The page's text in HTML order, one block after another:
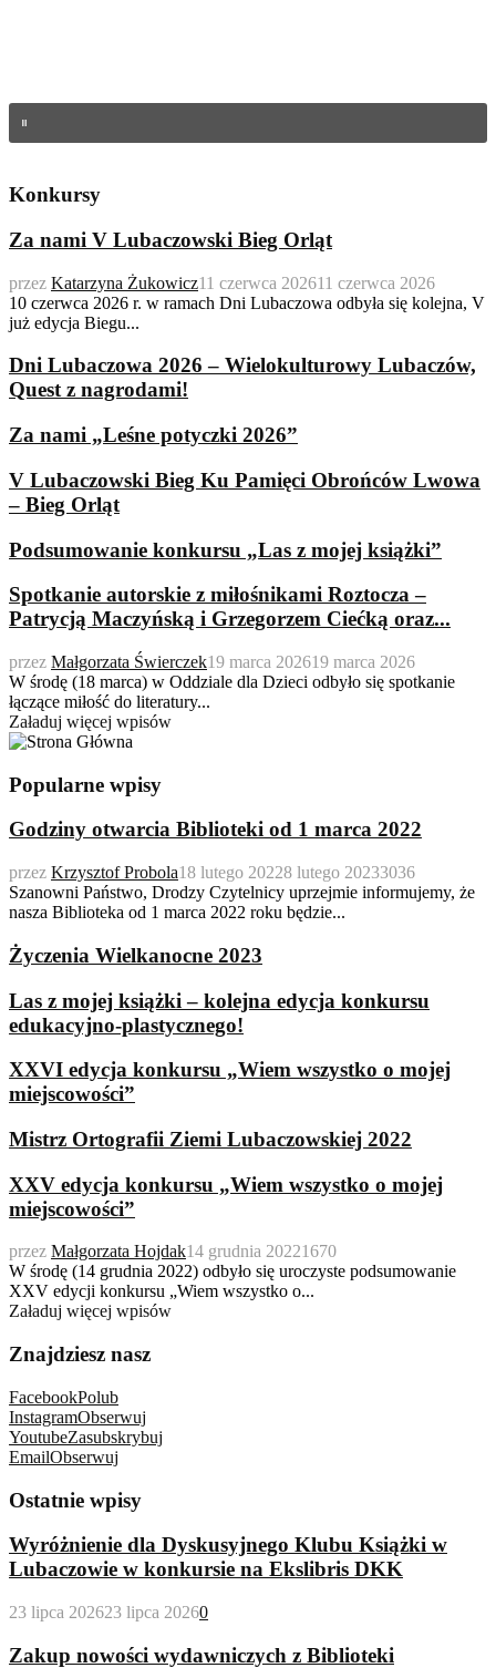
Znajdziesz nasz
FacebookPolub
InstagramObserwuj
YoutubeZasubskrybuj
EmailObserwuj
Ostatnie wpisy
Wyróżnienie dla Dyskusyjnego Klubu Książki w
Lubaczowie w konkursie na Ekslibris DKK
23 lipca 202623 lipca 20260
Zakup nowości wydawniczych z Biblioteki
Konkursy
Za nami V Lubaczowski Bieg Orląt
przez Katarzyna Żukowicz11 czerwca 202611 czerwca 2026
10 czerwca 2026 r. w ramach Dni Lubaczowa odbyła się kolejna, V
już edycja Biegu...
Dni Lubaczowa 2026 – Wielokulturowy Lubaczów,
Quest z nagrodami!
Za nami „Leśne potyczki 2026”
V Lubaczowski Bieg Ku Pamięci Obrońców Lwowa
– Bieg Orląt
Podsumowanie konkursu „Las z mojej książki”
Spotkanie autorskie z miłośnikami Roztocza –
Patrycją Maczyńską i Grzegorzem Ciećką oraz...
przez Małgorzata Świerczek19 marca 202619 marca 2026
W środę (18 marca) w Oddziale dla Dzieci odbyło się spotkanie
łączące miłość do literatury...
Załaduj więcej wpisów
Popularne wpisy
Godziny otwarcia Biblioteki od 1 marca 2022
przez Krzysztof Probola18 lutego 20228 lutego 20233036
Szanowni Państwo, Drodzy Czytelnicy uprzejmie informujemy, że
nasza Biblioteka od 1 marca 2022 roku będzie...
Życzenia Wielkanocne 2023
Las z mojej książki – kolejna edycja konkursu
edukacyjno-plastycznego!
XXVI edycja konkursu „Wiem wszystko o mojej
miejscowości”
Mistrz Ortografii Ziemi Lubaczowskiej 2022
XXV edycja konkursu „Wiem wszystko o mojej
miejscowości”
przez Małgorzata Hojdak14 grudnia 20221670
W środę (14 grudnia 2022) odbyło się uroczyste podsumowanie
XXV edycji konkursu „Wiem wszystko o...
Załaduj więcej wpisów